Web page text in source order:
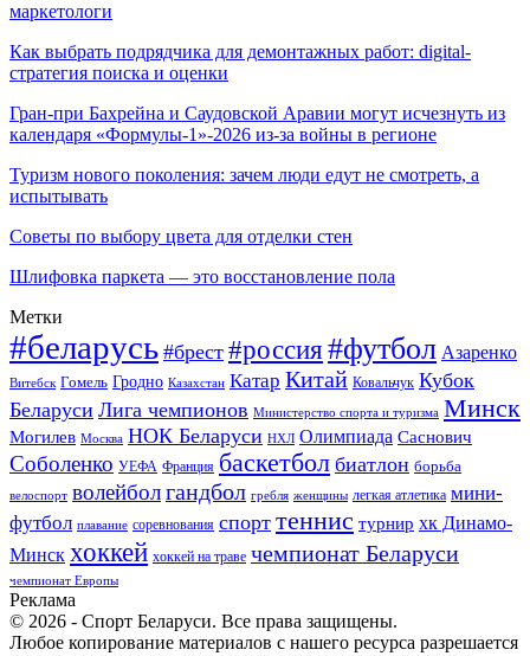
маркетологи
Как выбрать подрядчика для демонтажных работ: digital-
стратегия поиска и оценки
Гран-при Бахрейна и Саудовской Аравии могут исчезнуть из
календаря «Формулы-1»-2026 из-за войны в регионе
Туризм нового поколения: зачем люди едут не смотреть, а
испытывать
Советы по выбору цвета для отделки стен
Шлифовка паркета — это восстановление пола
Метки
#беларусь #брест #россия#футбол Азаренко
Витебск Гомель Гродно Казахстан Катар Китай Ковальчук Кубок
Беларуси Лига чемпионов Министерство спорта и туризма Минск
Могилев Москва НОК Беларуси НХЛ Олимпиада Саснович
Соболенко УЕФА Франция баскетбол биатлон борьба
велоспорт волейболгандбол гребля женщины легкая атлетика мини-
футбол плавание соревнования спорт теннис турнир хк Динамо-
Минск хоккей хоккей на траве чемпионат Беларуси
чемпионат Европы
Реклама
© 2026 - Спорт Беларуси. Все права защищены.
Любое копирование материалов с нашего ресурса разрешается